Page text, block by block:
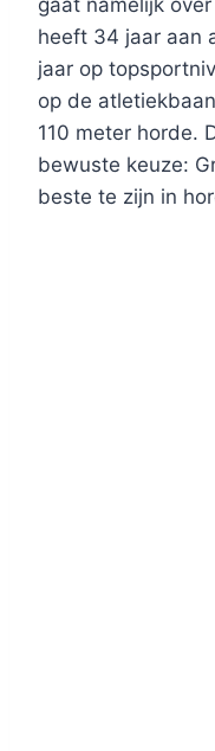
gaat namelijk
heeft 34 jaar aan
jaar op
op de
110 meter horde.
bewuste keuze:
beste te zijn in